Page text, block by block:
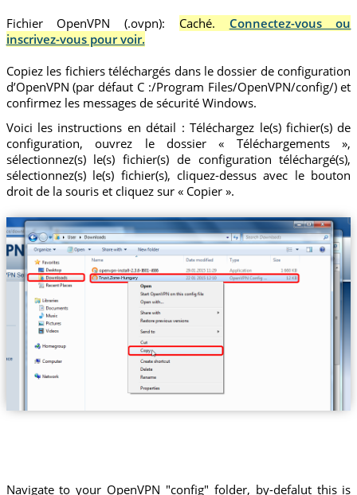
Fichier OpenVPN (.ovpn):
Caché. Connectez-vous ou
inscrivez-vous pour voir.
Copiez les fichiers téléchargés dans le dossier de configuration
d’OpenVPN (par défaut C :/Program Files/OpenVPN/config/) et
confirmez les messages de sécurité Windows.
Voici les instructions en détail : Téléchargez le(s) fichier(s) de
configuration, ouvrez le dossier « Téléchargements »,
sélectionnez(s) le(s) fichier(s) de configuration téléchargé(s),
sélectionnez(s) le(s) fichier(s), cliquez-dessus avec le bouton
droit de la souris et cliquez sur « Copier ».
Trust.Zone-Hungary
Navigate to your OpenVPN "config" folder, by-defalut this is